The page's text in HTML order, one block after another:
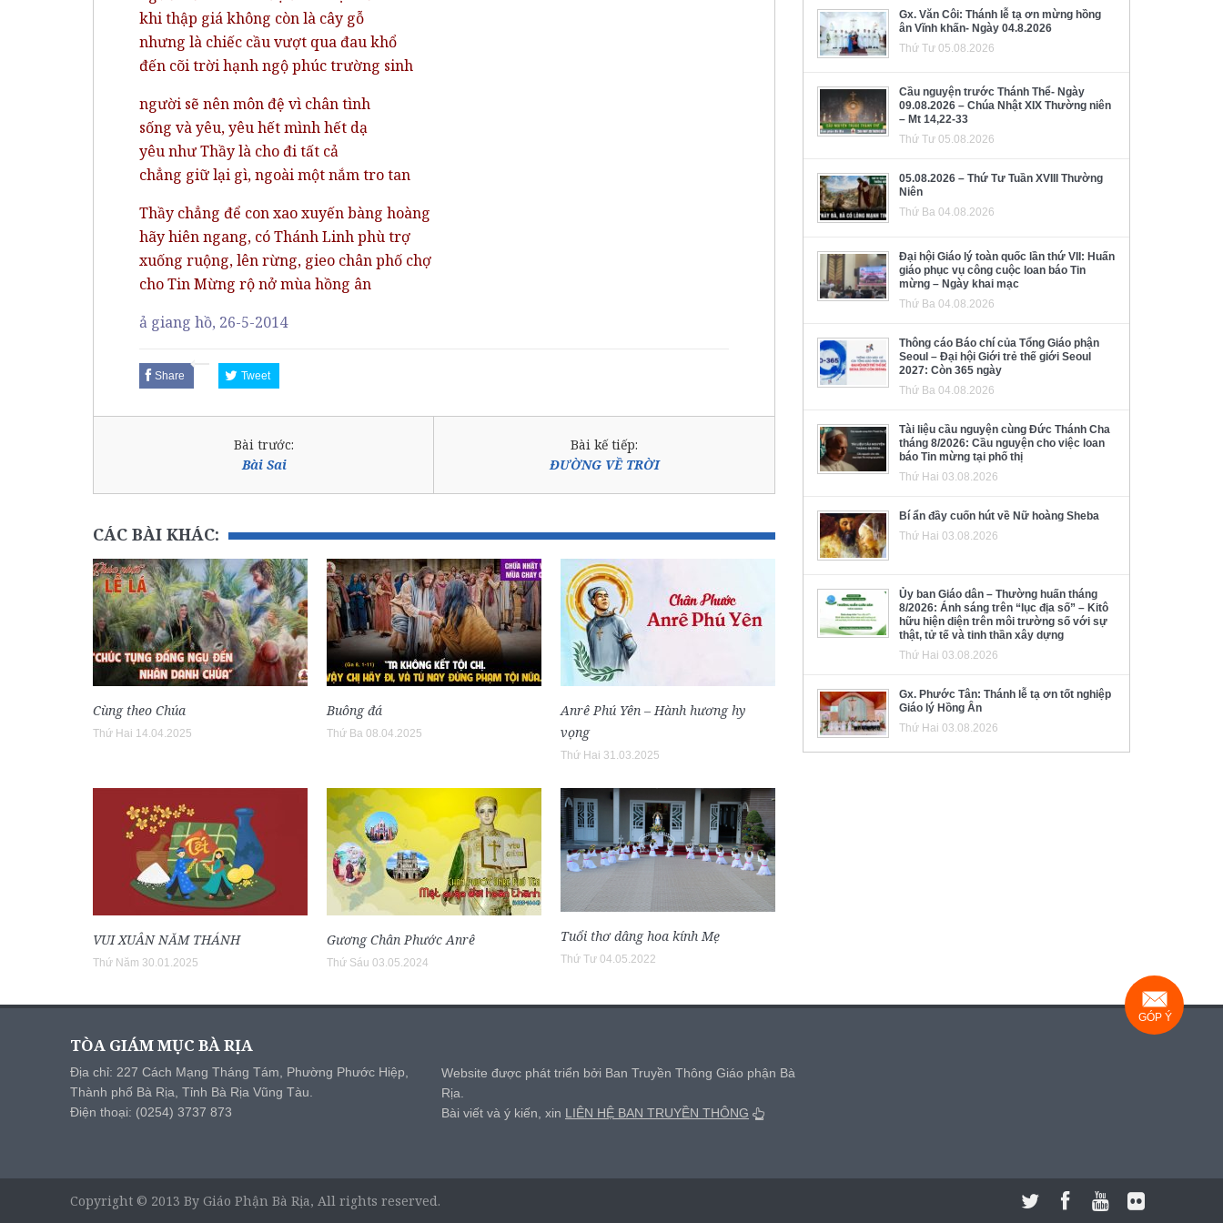
khi thập giá không còn là cây gỗ
nhưng là chiếc cầu vượt qua đau khổ
đến cõi trời hạnh ngộ phúc trường sinh
người sẽ nên môn đệ vì chân tình
sống và yêu, yêu hết mình hết dạ
yêu như Thầy là cho đi tất cả
chẳng giữ lại gì, ngoài một nắm tro tan
Thầy chẳng để con xao xuyến bàng hoàng
hãy hiên ngang, có Thánh Linh phù trợ
xuống ruộng, lên rừng, gieo chân phố chợ
cho Tin Mừng rộ nở mùa hồng ân
ả giang hồ, 26-5-2014
Share Tweet
Bài trước:
Bài Sai
Bài kế tiếp:
ĐƯỜNG VỀ TRỜI
CÁC BÀI KHÁC:
Cùng theo Chúa
Thứ Hai 14.04.2025
Buông đá
Thứ Ba 08.04.2025
Anrê Phú Yên – Hành hương hy
vọng
Thứ Hai 31.03.2025
VUI XUÂN NĂM THÁNH
Thứ Năm 30.01.2025
Gương Chân Phước Anrê
Thứ Sáu 03.05.2024
Tuổi thơ dâng hoa kính Mẹ
Thứ Tư 04.05.2022
Gx. Văn Côi: Thánh lễ tạ ơn mừng hồng
ân Vĩnh khấn- Ngày 04.8.2026
Thứ Tư 05.08.2026
Cầu nguyện trước Thánh Thể- Ngày
09.08.2026 – Chúa Nhật XIX Thường niên
– Mt 14,22-33
Thứ Tư 05.08.2026
05.08.2026 – Thứ Tư Tuần XVIII Thường
Niên
Thứ Ba 04.08.2026
Đại hội Giáo lý toàn quốc lần thứ VII: Huấn
giáo phục vụ công cuộc loan báo Tin
mừng – Ngày khai mạc
Thứ Ba 04.08.2026
Thông cáo Báo chí của Tổng Giáo phận
Seoul – Đại hội Giới trẻ thế giới Seoul
2027: Còn 365 ngày
Thứ Ba 04.08.2026
Tài liệu cầu nguyện cùng Đức Thánh Cha
tháng 8/2026: Cầu nguyện cho việc loan
báo Tin mừng tại phố thị
Thứ Hai 03.08.2026
Bí ẩn đầy cuốn hút về Nữ hoàng Sheba
Thứ Hai 03.08.2026
Ủy ban Giáo dân – Thường huấn tháng
8/2026: Ánh sáng trên “lục địa số” – Kitô
hữu hiện diện trên môi trường số với sự
thật, tử tế và tinh thần xây dựng
Thứ Hai 03.08.2026
Gx. Phước Tân: Thánh lễ tạ ơn tốt nghiệp
Giáo lý Hồng Ân
Thứ Hai 03.08.2026
TÒA GIÁM MỤC BÀ RỊA
Địa chỉ: 227 Cách Mạng Tháng Tám, Phường Phước Hiệp,
Thành phố Bà Rịa, Tỉnh Bà Rịa Vũng Tàu.
Điện thoại: (0254) 3737 873
Website được phát triển bởi Ban Truyền Thông Giáo phận Bà
Rịa.
Bài viết và ý kiến, xin LIÊN HỆ BAN TRUYỀN THÔNG
Copyright © 2013 By Giáo Phận Bà Rịa, All rights reserved.
GÓP Ý